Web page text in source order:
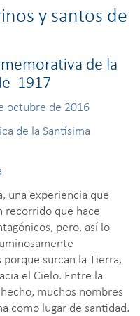
y santos de
de la
1917
octubre de 2016
de la Santísima
una experiencia que
recorrido que hace
pero, así lo
surcan la Tierra,
el Cielo. Entre la
muchos nombres
como lugar de santidad.